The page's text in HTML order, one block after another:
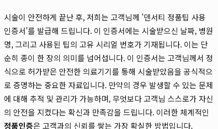
시술이 안전하게 끝난 후, 저희는 고객님께 '덴서티 정품팁 사용
인증서'를 발급해 드립니다. 이 인증서에는 시술받으신 날짜, 병원
명, 그리고 사용된 팁의 고유 시리얼 번호가 기재됩니다. 이는 단
순히 종이 한 장의 의미를 넘어섭니다. 이 인증서는 고객님께서 정
식으로 허가받은 안전한 의료기기를 통해 시술받았음을 공식적으
로 증명하는 중요한 자료입니다. 만약의 경우 발생할 수 있는 문제
에 대해 추적 및 관리가 가능하며, 무엇보다 고객님 스스로가 자신
의 안전을 지켰다는 확신과 만족감을 드립니다. 이러한 체계적인
정품인증은 고객과의 신뢰를 쌓는 가장 확실한 방법입니다.